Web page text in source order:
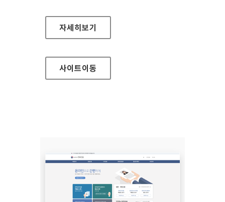
국립재활원
자세히보기
사이트이동